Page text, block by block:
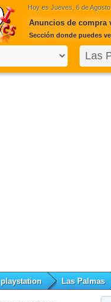
Hoy es Jueves, 6 de
Anuncios de compra
Sección donde puedes
playstation Las Palmas